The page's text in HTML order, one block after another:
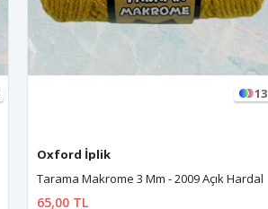
13
Oxford İplik
Tarama Makrome 3 Mm - 2009 Açık Hardal
65,00 TL